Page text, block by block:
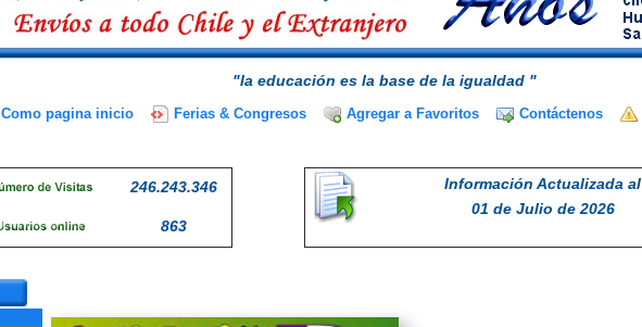
"la educación es la base de la igualdad "
Como pagina inicio Ferias & Congresos Agregar a Favoritos Contáctenos
246.243.346
863
Información Actualizada al
01 de Julio de 2026